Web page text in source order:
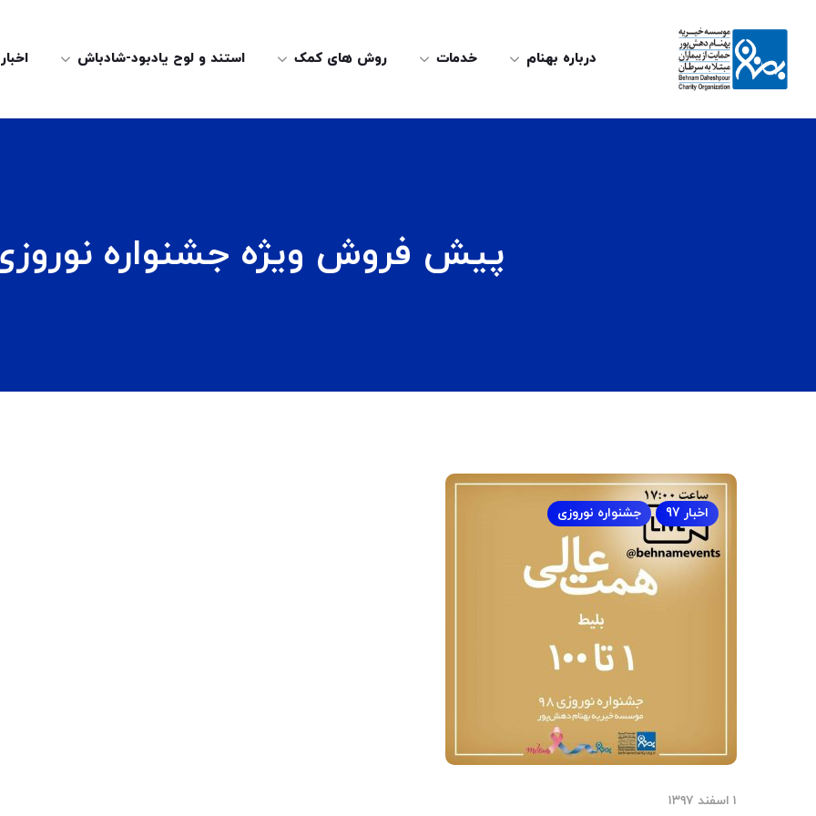
درباره بهنام خدمات روش های کمک استند و لوح یادبود-شادباش اخبار
پیش فروش ویژه جشنواره نوروزی
اخبار 97 جشنواره نوروزی
۱ اسفند ۱۳۹۷